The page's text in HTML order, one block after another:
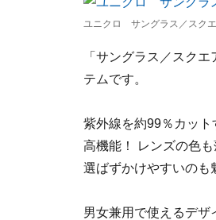
ユニクロ サングラス／スク
「サングラス／スク
テムです。
紫外線を約99％カッ
高機能！ レンズの色
選ばずかけやすいのも
男女兼用で使えるデ